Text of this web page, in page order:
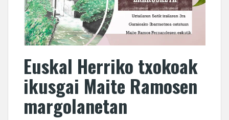
Euskal Herriko txokoak
ikusgai Maite Ramosen
margolanetan